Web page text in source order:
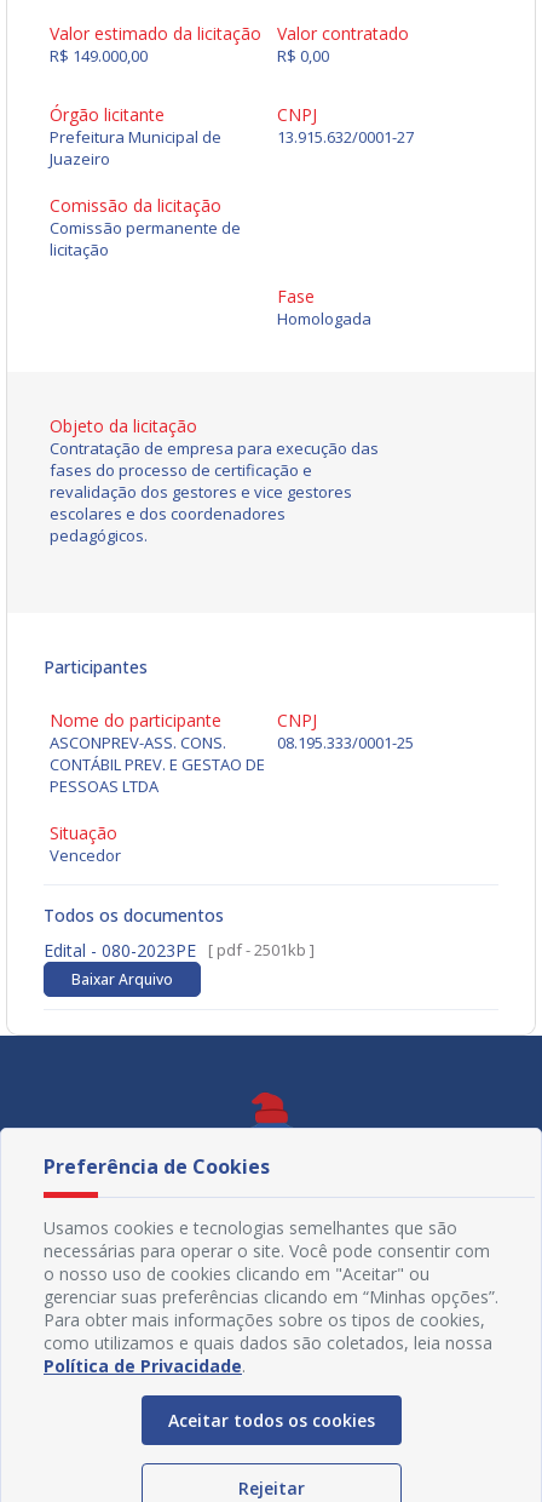
Valor estimado da licitação
R$ 149.000,00
Valor contratado
R$ 0,00
Órgão licitante
Prefeitura Municipal de
Juazeiro
CNPJ
13.915.632/0001-27
Comissão da licitação
Comissão permanente de
licitação
Fase
Homologada
Objeto da licitação
Contratação de empresa para execução das
fases do processo de certificação e
revalidação dos gestores e vice gestores
escolares e dos coordenadores
pedagógicos.
Participantes
Nome do participante
ASCONPREV-ASS. CONS.
CONTÁBIL PREV. E GESTAO DE
PESSOAS LTDA
CNPJ
08.195.333/0001-25
Situação
Vencedor
Todos os documentos
Edital - 080-2023PE
[ pdf - 2501kb ]
Baixar Arquivo
Preferência de Cookies
Usamos cookies e tecnologias semelhantes que são
necessárias para operar o site. Você pode consentir com
o nosso uso de cookies clicando em "Aceitar" ou
gerenciar suas preferências clicando em “Minhas opções”.
Para obter mais informações sobre os tipos de cookies,
como utilizamos e quais dados são coletados, leia nossa
Política de Privacidade.
Aceitar todos os cookies
Rejeitar